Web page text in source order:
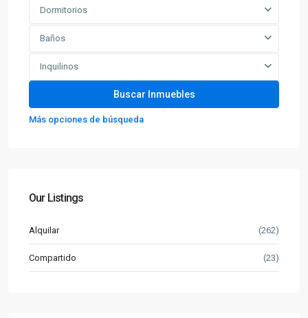
Dormitorios
Baños
Inquilinos
Más opciones de búsqueda
Our Listings
Alquilar (262)
Compartido (23)